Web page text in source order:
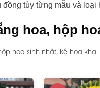
đồng tùy từng mẫu và
hoa, hộp
hoa sinh nhật, kệ hoa